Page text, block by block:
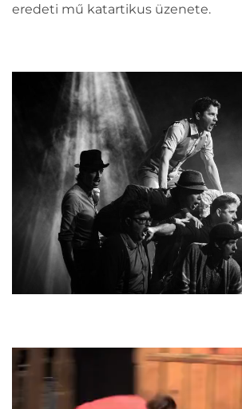
eredeti mű katartikus üzenete.
Videólejátszó